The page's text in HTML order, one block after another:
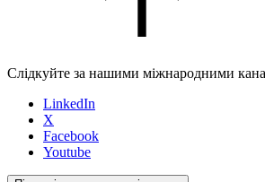
Слідкуйте за нашими міжнародними
LinkedIn
X
Facebook
Youtube